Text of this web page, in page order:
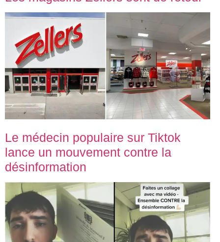
Le médecin populaire sur Tiktok
lance un mouvement contre la
désinformation